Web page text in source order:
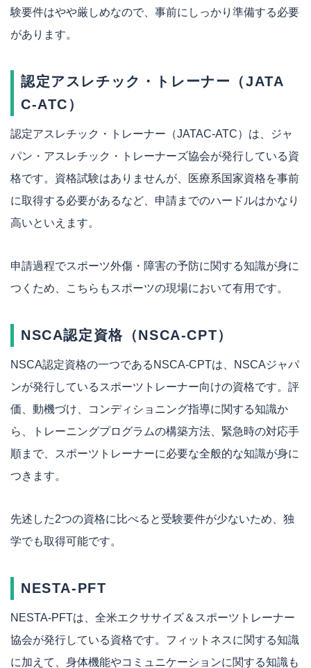
験要件はやや厳しめなので、事前にしっかり準備する必要
があります。
認定アスレチック・トレーナー（JATA
C-ATC）
認定アスレチック・トレーナー（JATAC-ATC）は、ジャ
パン・アスレチック・トレーナーズ協会が発行している資
格です。資格試験はありませんが、医療系国家資格を事前
に取得する必要があるなど、申請までのハードルはかなり
高いといえます。
申請過程でスポーツ外傷・障害の予防に関する知識が身に
つくため、こちらもスポーツの現場において有用です。
NSCA認定資格（NSCA-CPT）
NSCA認定資格の一つであるNSCA-CPTは、NSCAジャパ
ンが発行しているスポーツトレーナー向けの資格です。評
価、動機づけ、コンディショニング指導に関する知識か
ら、トレーニングプログラムの構築方法、緊急時の対応手
順まで、スポーツトレーナーに必要な全般的な知識が身に
つきます。
先述した2つの資格に比べると受験要件が少ないため、独
学でも取得可能です。
NESTA-PFT
NESTA-PFTは、全米エクササイズ＆スポーツトレーナー
協会が発行している資格です。フィットネスに関する知識
に加えて、身体機能やコミュニケーションに関する知識も